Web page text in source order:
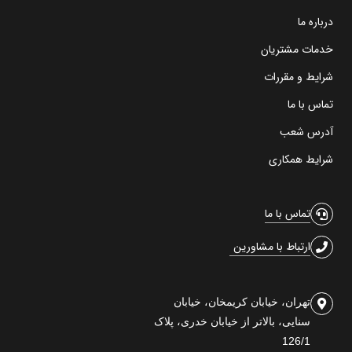
درباره ما
خدمات مشتریان
شرایط و مقررات
تماس با ما
آدرس شعب
شرایط همکاری
تماس با ما
ارتباط با مشاورین
تهران، خیابان کریمخان، خیابان
سنایی، بالاتر از خیابان خدری، پلاک
126/1